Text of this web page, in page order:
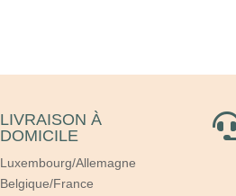
LIVRAISON À
DOMICILE
Luxembourg/Allemagne
Belgique/France